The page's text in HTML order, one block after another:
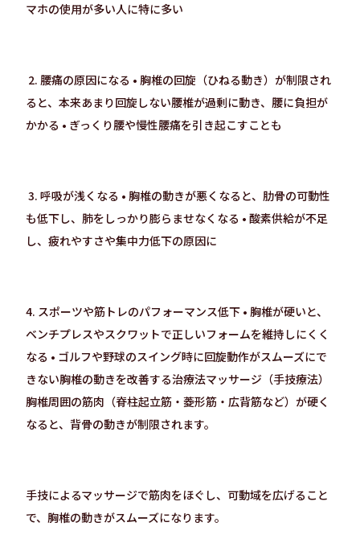
マホの使用が多い人に特に多い
2. 腰痛の原因になる • 胸椎の回旋（ひねる動き）が制限され
ると、本来あまり回旋しない腰椎が過剰に動き、腰に負担が
かかる • ぎっくり腰や慢性腰痛を引き起こすことも
3. 呼吸が浅くなる • 胸椎の動きが悪くなると、肋骨の可動性
も低下し、肺をしっかり膨らませなくなる • 酸素供給が不足
し、疲れやすさや集中力低下の原因に
4. スポーツや筋トレのパフォーマンス低下 • 胸椎が硬いと、
ベンチプレスやスクワットで正しいフォームを維持しにくく
なる • ゴルフや野球のスイング時に回旋動作がスムーズにで
きない胸椎の動きを改善する治療法マッサージ（手技療法）
胸椎周囲の筋肉（脊柱起立筋・菱形筋・広背筋など）が硬く
なると、背骨の動きが制限されます。
手技によるマッサージで筋肉をほぐし、可動域を広げること
で、胸椎の動きがスムーズになります。